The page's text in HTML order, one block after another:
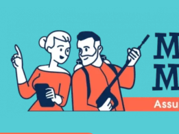
Appelez-Nous